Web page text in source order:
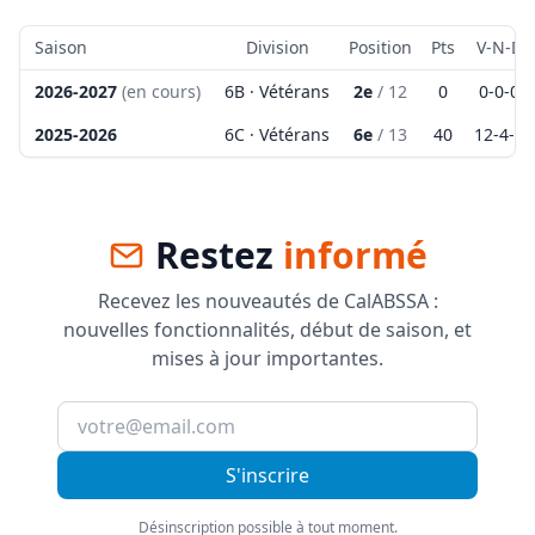
Saison Division Position Pts
V-N-D
2026-2027 (en cours) 6B · Vétérans 2e / 12 0 0-0-0
2025-2026
6C · Vétérans 6e / 13 40 12-4-
Restez informé
Recevez les nouveautés de CalABSSA :
nouvelles fonctionnalités, début de saison, et
mises à jour importantes.
S'inscrire
Désinscription possible à tout moment.